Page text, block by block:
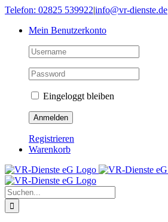
Skip
content
Telefon: 02825 539922|info@vr-dienste.de
Mein Benutzerkonto
Eingeloggt bleiben
Registrieren
Warenkorb
Suche
nach: